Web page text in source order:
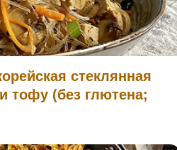
стеклянная
тофу (без глютена;